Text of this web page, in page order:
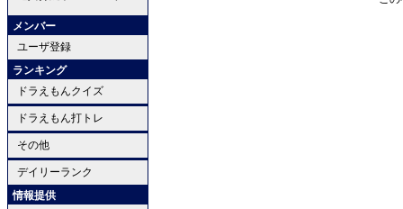
メンバー
ユーザ登録
ランキング
ドラえもんクイズ
ドラえもん打トレ
その他
デイリーランク
情報提供